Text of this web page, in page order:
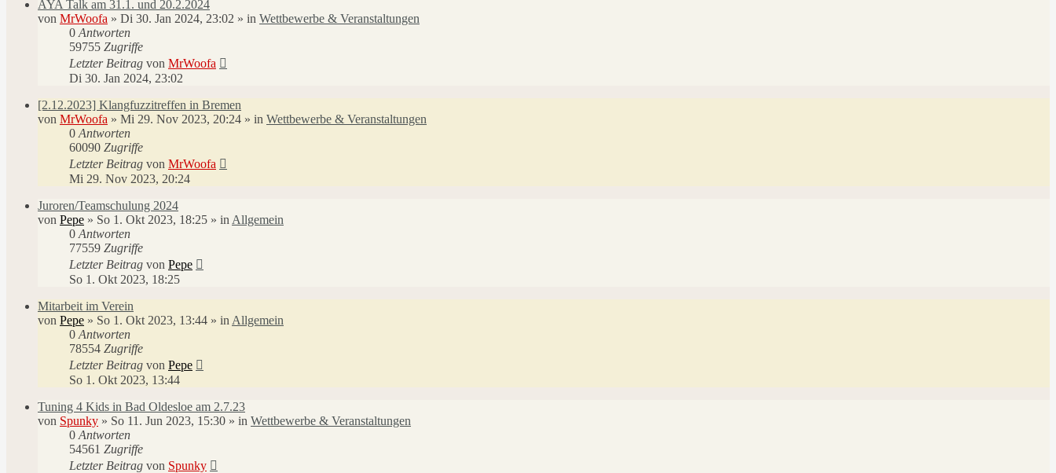
AYA Talk am 31.1. und 20.2.2024
von MrWoofa » Di 30. Jan 2024, 23:02 » in Wettbewerbe & Veranstaltungen
0 Antworten
59755 Zugriffe
Letzter Beitrag von MrWoofa
Di 30. Jan 2024, 23:02
[2.12.2023] Klangfuzzitreffen in Bremen
von MrWoofa » Mi 29. Nov 2023, 20:24 » in Wettbewerbe & Veranstaltungen
0 Antworten
60090 Zugriffe
Letzter Beitrag von MrWoofa
Mi 29. Nov 2023, 20:24
Juroren/Teamschulung 2024
von Pepe » So 1. Okt 2023, 18:25 » in Allgemein
0 Antworten
77559 Zugriffe
Letzter Beitrag von Pepe
So 1. Okt 2023, 18:25
Mitarbeit im Verein
von Pepe » So 1. Okt 2023, 13:44 » in Allgemein
0 Antworten
78554 Zugriffe
Letzter Beitrag von Pepe
So 1. Okt 2023, 13:44
Tuning 4 Kids in Bad Oldesloe am 2.7.23
von Spunky » So 11. Jun 2023, 15:30 » in Wettbewerbe & Veranstaltungen
0 Antworten
54561 Zugriffe
Letzter Beitrag von Spunky